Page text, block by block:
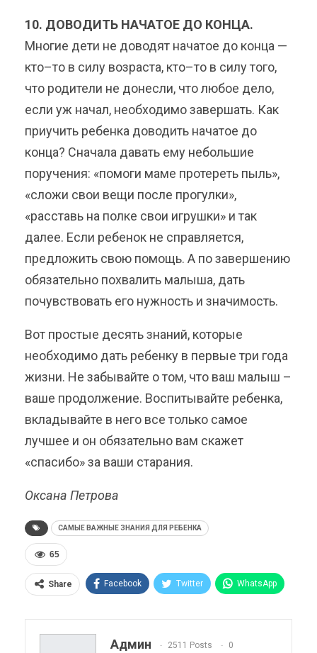
10. ДОВОДИТЬ НАЧАТОЕ ДО КОНЦА.
Многие дети не доводят начатое до конца —
кто–то в силу возраста, кто–то в силу того,
что родители не донесли, что любое дело,
если уж начал, необходимо завершать. Как
приучить ребенка доводить начатое до
конца? Сначала давать ему небольшие
поручения: «помоги маме протереть пыль»,
«сложи свои вещи после прогулки»,
«расставь на полке свои игрушки» и так
далее. Если ребенок не справляется,
предложить свою помощь. А по завершению
обязательно похвалить малыша, дать
почувствовать его нужность и значимость.
Вот простые десять знаний, которые
необходимо дать ребенку в первые три года
жизни. Не забывайте о том, что ваш малыш –
ваше продолжение. Воспитывайте ребенка,
вкладывайте в него все только самое
лучшее и он обязательно вам скажет
«спасибо» за ваши старания.
Оксана Петрова
САМЫЕ ВАЖНЫЕ ЗНАНИЯ ДЛЯ РЕБЕНКА
65
Share Facebook Twitter WhatsApp
Telegram Админ 2511 Posts 0